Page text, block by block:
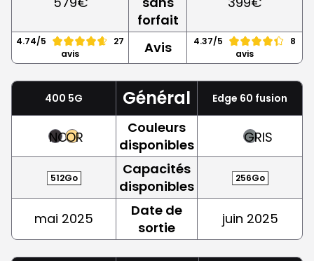
forfait
4.74/5
27
avis
Avis 4.37/5
8
avis
400 5G Général Edge 60 fusion
NOIR
OR
Couleurs
disponibles
GRIS
512Go
Capacités
disponibles
256Go
mai 2025
Date de
sortie
juin 2025